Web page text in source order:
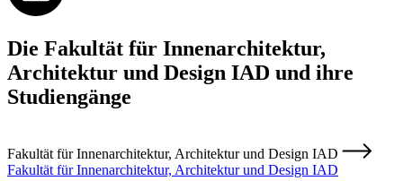
Die Fakultät für Innenarchitektur,
Architektur und Design IAD und ihre
Studiengänge
Fakultät für Innenarchitektur, Architektur und Design IAD
Fakultät für Innenarchitektur, Architektur und Design IAD